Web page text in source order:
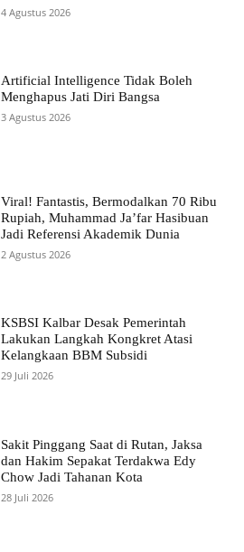
4 Agustus 2026
Artificial Intelligence Tidak Boleh
Menghapus Jati Diri Bangsa
3 Agustus 2026
Viral! Fantastis, Bermodalkan 70 Ribu
Rupiah, Muhammad Ja’far Hasibuan
Jadi Referensi Akademik Dunia
2 Agustus 2026
KSBSI Kalbar Desak Pemerintah
Lakukan Langkah Kongkret Atasi
Kelangkaan BBM Subsidi
29 Juli 2026
Sakit Pinggang Saat di Rutan, Jaksa
dan Hakim Sepakat Terdakwa Edy
Chow Jadi Tahanan Kota
28 Juli 2026